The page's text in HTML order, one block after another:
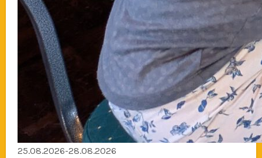
25.08.2026-28.08.2026